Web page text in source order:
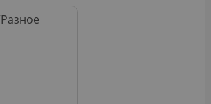
Разное